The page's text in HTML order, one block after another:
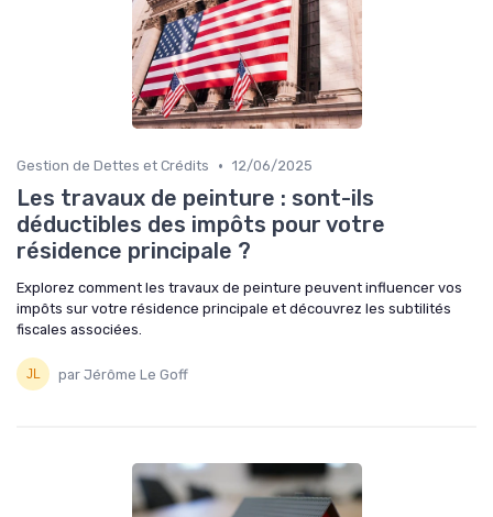
Gestion de Dettes et Crédits • 12/06/2025
Les travaux de peinture : sont-ils
déductibles des impôts pour votre
résidence principale ?
Explorez comment les travaux de peinture peuvent influencer vos
impôts sur votre résidence principale et découvrez les subtilités
fiscales associées.
par Jérôme Le Goff